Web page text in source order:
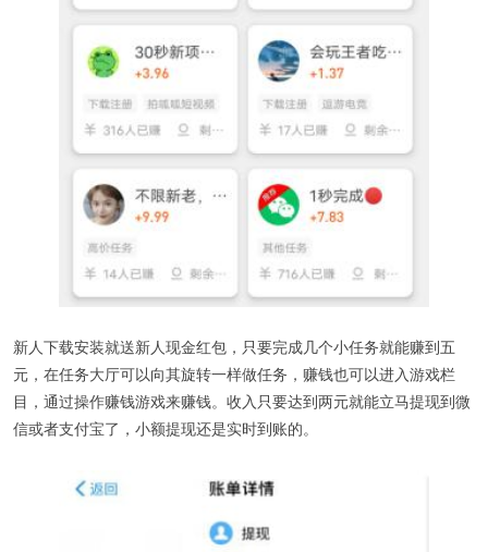
新人下载安装就送新人现金红包，只要完成几个小任务就能赚到五
元，在任务大厅可以向其旋转一样做任务，赚钱也可以进入游戏栏
目，通过操作赚钱游戏来赚钱。收入只要达到两元就能立马提现到微
信或者支付宝了，小额提现还是实时到账的。